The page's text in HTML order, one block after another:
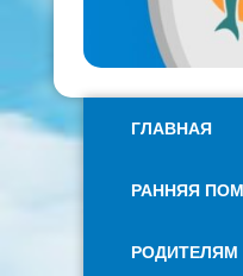
ГЛАВНАЯ
РАННЯЯ
РОДИТЕЛЯМ